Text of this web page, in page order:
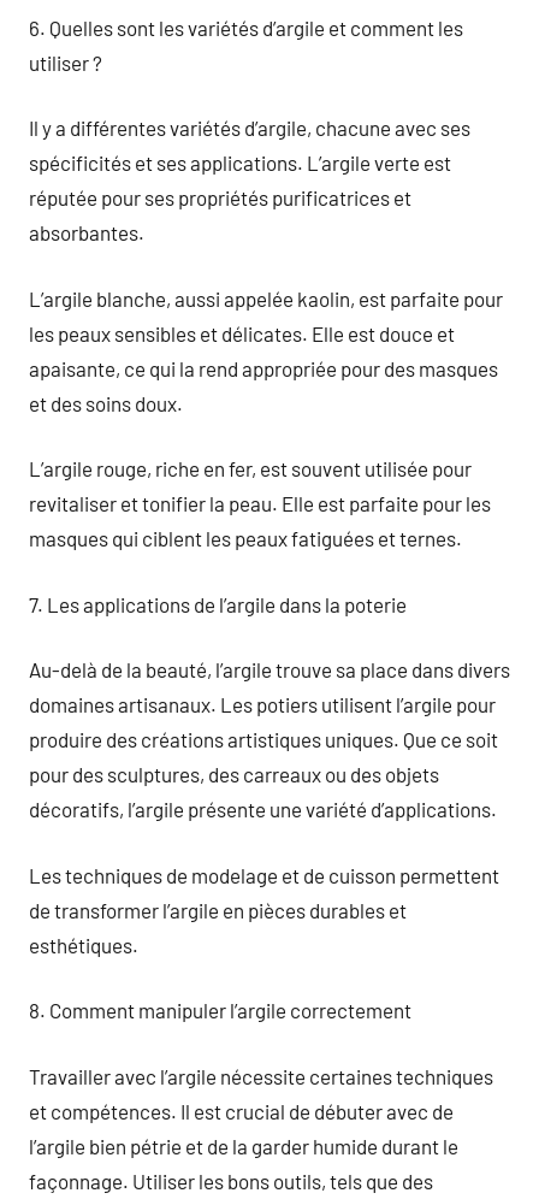
6. Quelles sont les variétés d’argile et comment les
utiliser ?
Il y a différentes variétés d’argile, chacune avec ses
spécificités et ses applications. L’argile verte est
réputée pour ses propriétés purificatrices et
absorbantes.
L’argile blanche, aussi appelée kaolin, est parfaite pour
les peaux sensibles et délicates. Elle est douce et
apaisante, ce qui la rend appropriée pour des masques
et des soins doux.
L’argile rouge, riche en fer, est souvent utilisée pour
revitaliser et tonifier la peau. Elle est parfaite pour les
masques qui ciblent les peaux fatiguées et ternes.
7. Les applications de l’argile dans la poterie
Au-delà de la beauté, l’argile trouve sa place dans divers
domaines artisanaux. Les potiers utilisent l’argile pour
produire des créations artistiques uniques. Que ce soit
pour des sculptures, des carreaux ou des objets
décoratifs, l’argile présente une variété d’applications.
Les techniques de modelage et de cuisson permettent
de transformer l’argile en pièces durables et
esthétiques.
8. Comment manipuler l’argile correctement
Travailler avec l’argile nécessite certaines techniques
et compétences. Il est crucial de débuter avec de
l’argile bien pétrie et de la garder humide durant le
façonnage. Utiliser les bons outils, tels que des